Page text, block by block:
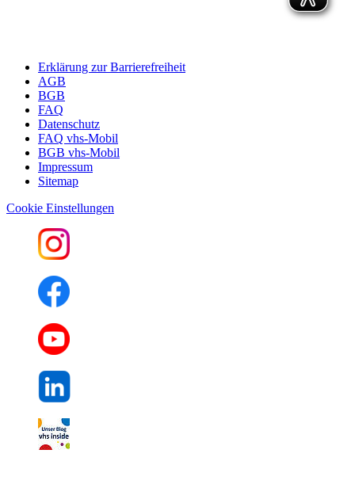
Erklärung zur Barrierefreiheit
AGB
BGB
FAQ
Datenschutz
FAQ vhs-Mobil
BGB vhs-Mobil
Impressum
Sitemap
Cookie Einstellungen